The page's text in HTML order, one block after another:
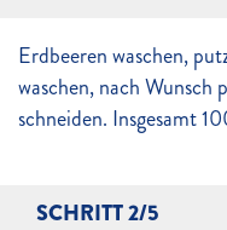
Erdbeeren waschen,
waschen, nach Wunsch
schneiden. Insgesamt
SCHRITT 2/5